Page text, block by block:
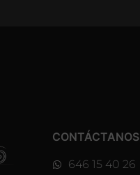
CONTÁCTANOS
646 15 40 26